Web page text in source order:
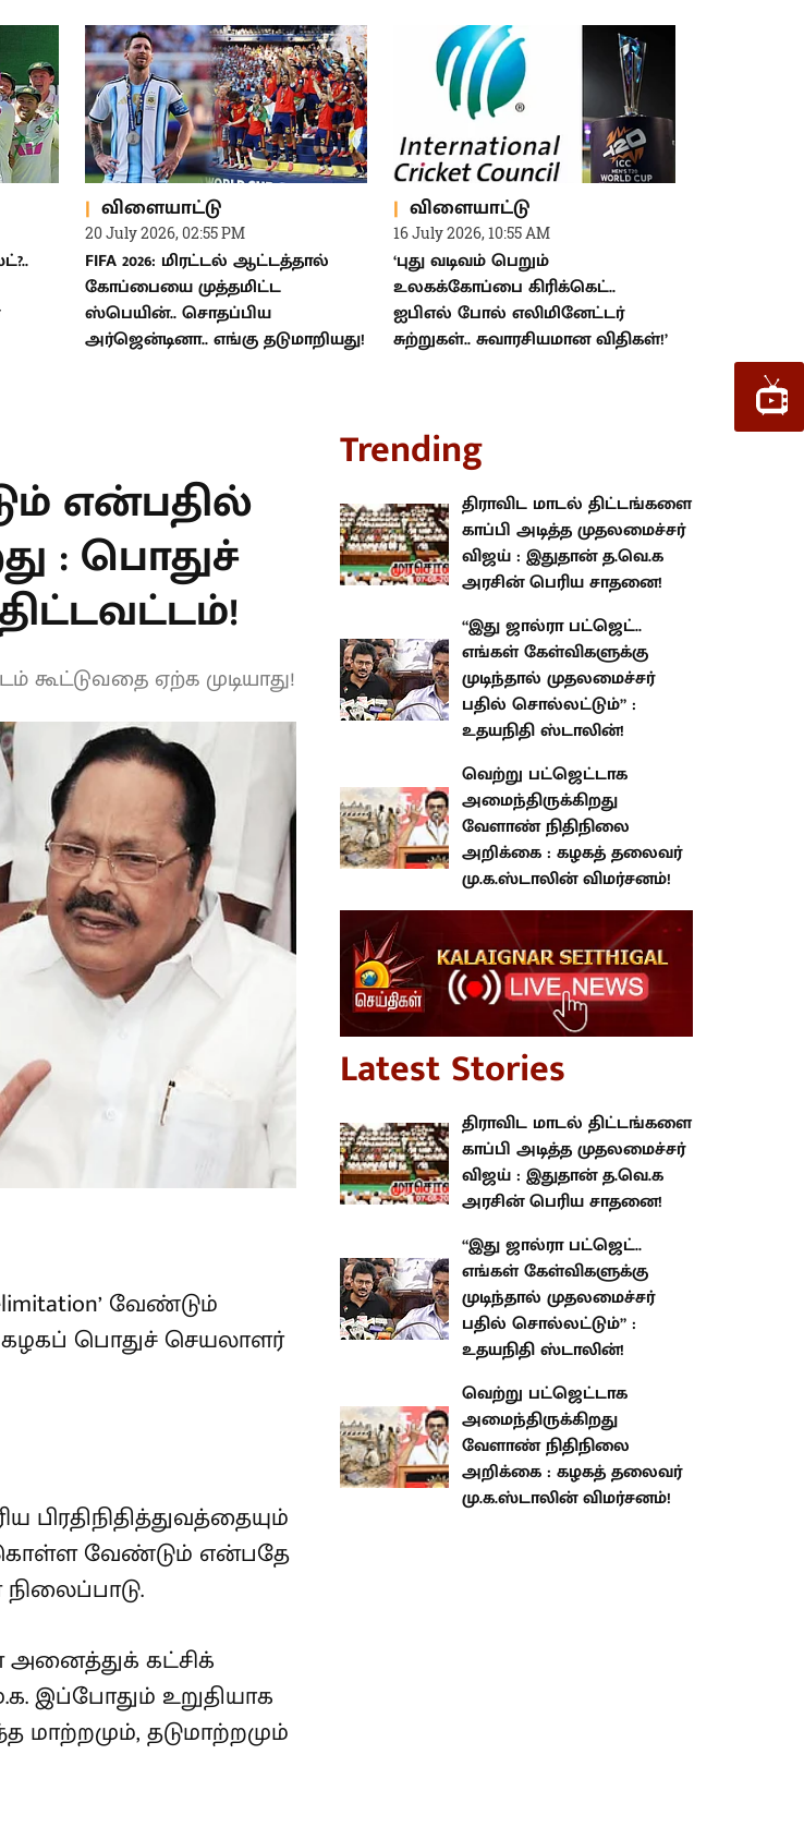
ஸ்பெயின்.. சொதப்பிய
அர்ஜென்டினா.. எங்கு தடுமாறியது!
‘புது வடிவம் பெறும்
உலகக்கோப்பை கிரிக்கெட்..
ஐபிஎல் போல் எலிமினேட்டர்
சுற்றுகள்.. சுவாரசியமான விதிகள்!’
கூட்டுவதை ஏற்க
வேண்டும்
பொதுச்
Delimitation’
Trending
திராவிட மாடல் திட்டங்களை
காப்பி அடித்த முதலமைச்சர் விஜய்
: இதுதான் த.வெ.க அரசின் பெரிய
சாதனை!
“இது ஜால்ரா பட்ஜெட்.. எங்கள்
கேள்விகளுக்கு முடிந்தால்
முதலமைச்சர் பதில் சொல்லட்டும்”
: உதயநிதி ஸ்டாலின்!
வெற்று பட்ஜெட்டாக
அமைந்திருக்கிறது வேளாண்
நிதிநிலை அறிக்கை : கழகத்
தலைவர் மு.க.ஸ்டாலின்
விமர்சனம்!
Latest Stories
திராவிட மாடல் திட்டங்களை
காப்பி அடித்த முதலமைச்சர் விஜய்
: இதுதான் த.வெ.க அரசின் பெரிய
சாதனை!
“இது ஜால்ரா பட்ஜெட்.. எங்கள்
கேள்விகளுக்கு முடிந்தால்
முதலமைச்சர் பதில் சொல்லட்டும்”
: உதயநிதி ஸ்டாலின்!